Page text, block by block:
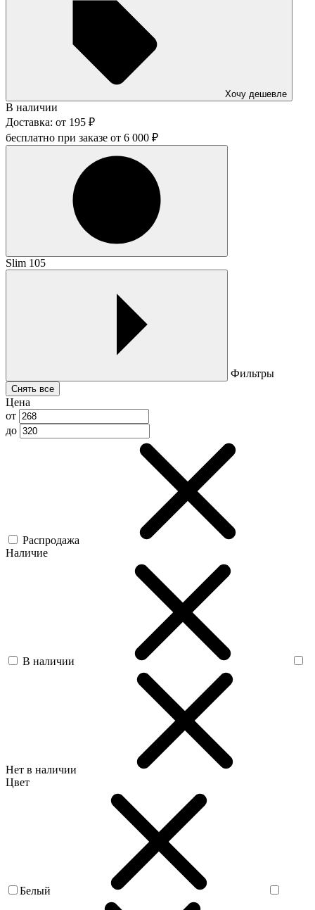
Хочу дешевле
В наличии
Доставка: от 195 ₽
бесплатно при заказе от 6 000 ₽
Slim 105
Фильтры
Снять все
Цена
от
до
Распродажа
Наличие
В наличии
Нет в наличии
Цвет
Белый